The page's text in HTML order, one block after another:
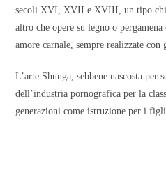
secoli XVI, XVII e XVIII, un tipo
altro che opere su legno o
amore carnale, sempre realizzate con
L’arte Shunga, sebbene nascosta per
dell’industria pornografica per la
generazioni come istruzione per i